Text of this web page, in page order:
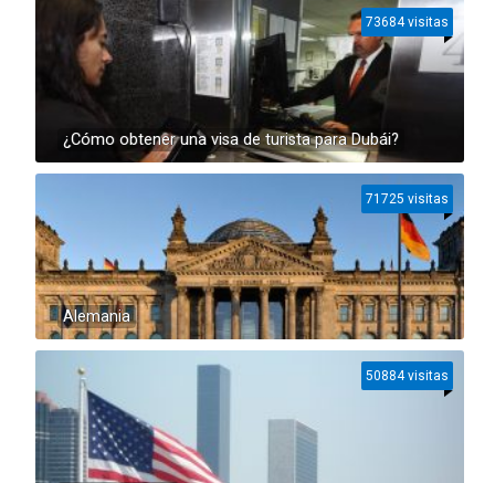
¿Cómo obtener una visa de turista para Dubái?
73684 visitas
Alemania
71725 visitas
50884 visitas